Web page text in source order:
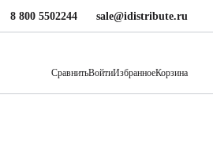
8 800 5502244 sale@idistribute.ru
СравнитьВойтиИзбранноеКорзина